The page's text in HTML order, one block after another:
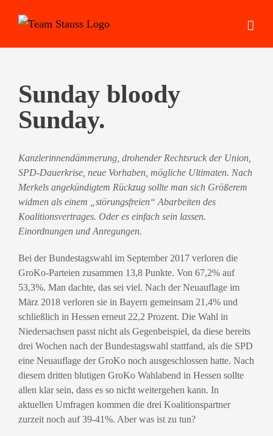
Inhalt
springen
Sunday bloody
Sunday.
Kanzlerinnendämmerung, drohender Rechtsruck der Union,
SPD-Dauerkrise, neue Vorhaben, mögliche Ultimaten. Nach
Merkels angekündigtem Rückzug sollte man sich Größerem
widmen als einem „störungsfreien“ Abarbeiten des
Koalitionsvertrages. Oder es einfach sein lassen.
Einordnungen und Anregungen.
Bei der Bundestagswahl im September 2017 verloren die
GroKo-Parteien zusammen 13,8 Punkte. Von 67,2% auf
53,3%. Man dachte, das sei viel. Nach der Neuauflage im
März 2018 verloren sie in Bayern gemeinsam 21,4% und
schließlich in Hessen erneut 22,2 Prozent. Die Wahl in
Niedersachsen passt nicht als Gegenbeispiel, da diese bereits
drei Wochen nach der Bundestagswahl stattfand, als die SPD
eine Neuauflage der GroKo noch ausgeschlossen hatte. Nach
diesem dritten blutigen GroKo Wahlabend in Hessen sollte
allen klar sein, dass es so nicht weitergehen kann. In
aktuellen Umfragen kommen die drei Koalitionspartner
zurzeit noch auf 39-41%. Aber was ist zu tun?